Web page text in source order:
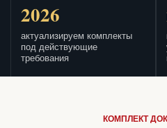
2026
актуализируем комплекты
под действующие
требования
КОМПЛЕКТ